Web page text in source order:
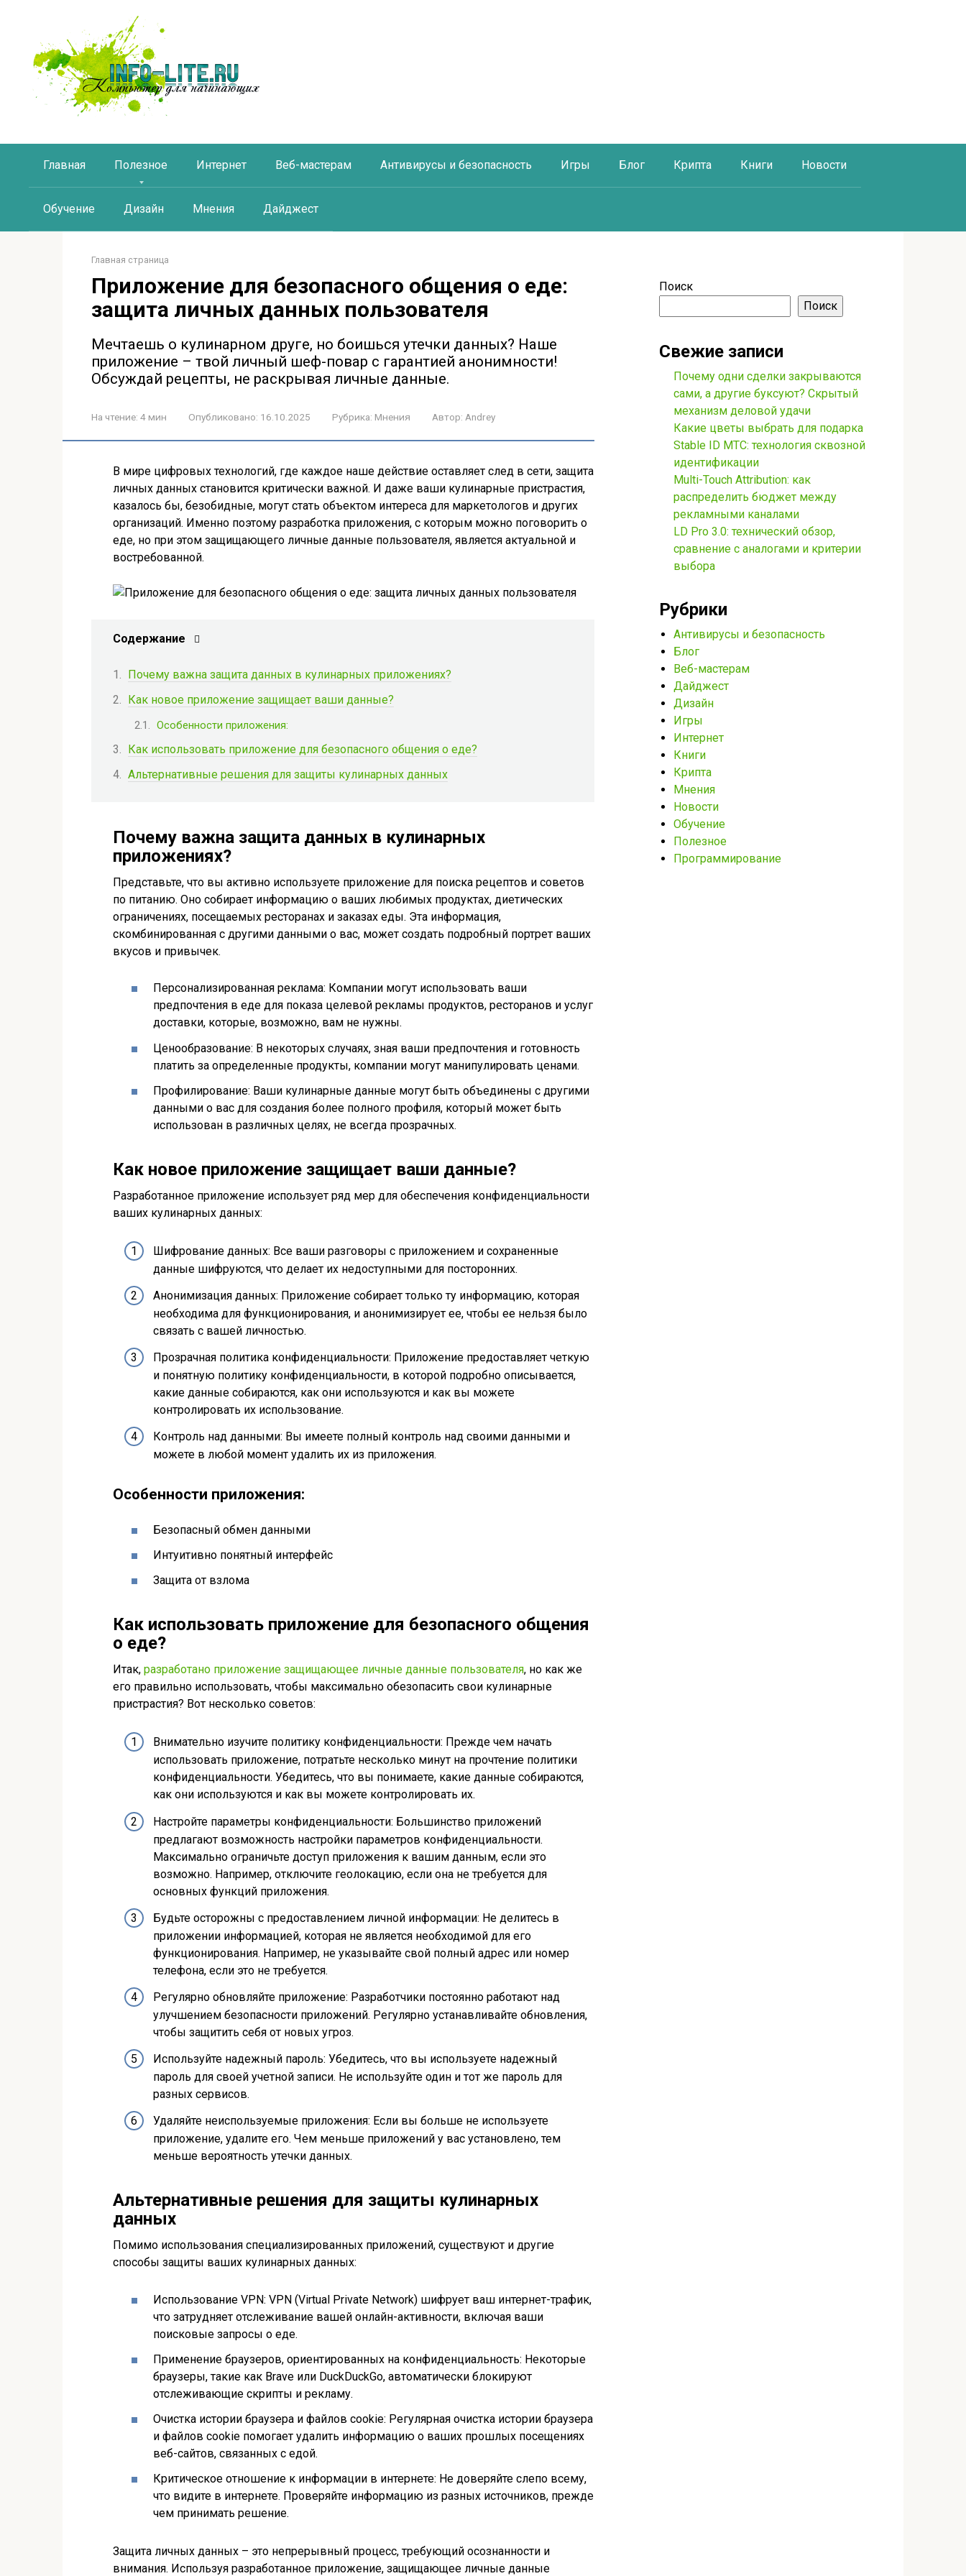
контенту
Главная Полезное Интернет Веб-мастерам Антивирусы и безопасность Игры Блог Крипта Книги Новости
Обучение Дизайн Мнения Дайджест
Главная страница
Приложение для безопасного общения о еде:
защита личных данных пользователя
Мечтаешь о кулинарном друге, но боишься утечки данных? Наше
приложение – твой личный шеф-повар с гарантией анонимности!
Обсуждай рецепты, не раскрывая личные данные.
На чтение: 4 мин Опубликовано: 16.10.2025 Рубрика: Мнения Автор: Andrey
В мире цифровых технологий, где каждое наше действие оставляет след в сети, защита
личных данных становится критически важной. И даже ваши кулинарные пристрастия,
казалось бы, безобидные, могут стать объектом интереса для маркетологов и других
организаций. Именно поэтому разработка приложения, с которым можно поговорить о
еде, но при этом защищающего личные данные пользователя, является актуальной и
востребованной.
Содержание
Почему важна защита данных в кулинарных приложениях?
Как новое приложение защищает ваши данные?
Особенности приложения:
Как использовать приложение для безопасного общения о еде?
Альтернативные решения для защиты кулинарных данных
Почему важна защита данных в кулинарных
приложениях?
Представьте, что вы активно используете приложение для поиска рецептов и советов
по питанию. Оно собирает информацию о ваших любимых продуктах, диетических
ограничениях, посещаемых ресторанах и заказах еды. Эта информация,
скомбинированная с другими данными о вас, может создать подробный портрет ваших
вкусов и привычек.
Персонализированная реклама: Компании могут использовать ваши
предпочтения в еде для показа целевой рекламы продуктов, ресторанов и услуг
доставки, которые, возможно, вам не нужны.
Ценообразование: В некоторых случаях, зная ваши предпочтения и готовность
платить за определенные продукты, компании могут манипулировать ценами.
Профилирование: Ваши кулинарные данные могут быть объединены с другими
данными о вас для создания более полного профиля, который может быть
использован в различных целях, не всегда прозрачных.
Как новое приложение защищает ваши данные?
Разработанное приложение использует ряд мер для обеспечения конфиденциальности
ваших кулинарных данных:
Шифрование данных: Все ваши разговоры с приложением и сохраненные
данные шифруются, что делает их недоступными для посторонних.
Анонимизация данных: Приложение собирает только ту информацию, которая
необходима для функционирования, и анонимизирует ее, чтобы ее нельзя было
связать с вашей личностью.
Прозрачная политика конфиденциальности: Приложение предоставляет четкую
и понятную политику конфиденциальности, в которой подробно описывается,
какие данные собираются, как они используются и как вы можете
контролировать их использование.
Контроль над данными: Вы имеете полный контроль над своими данными и
можете в любой момент удалить их из приложения.
Особенности приложения:
Безопасный обмен данными
Интуитивно понятный интерфейс
Защита от взлома
Как использовать приложение для безопасного общения
о еде?
Итак, разработано приложение защищающее личные данные пользователя, но как же
его правильно использовать, чтобы максимально обезопасить свои кулинарные
пристрастия? Вот несколько советов:
Внимательно изучите политику конфиденциальности: Прежде чем начать
использовать приложение, потратьте несколько минут на прочтение политики
конфиденциальности. Убедитесь, что вы понимаете, какие данные собираются,
как они используются и как вы можете контролировать их.
Настройте параметры конфиденциальности: Большинство приложений
предлагают возможность настройки параметров конфиденциальности.
Максимально ограничьте доступ приложения к вашим данным, если это
возможно. Например, отключите геолокацию, если она не требуется для
основных функций приложения.
Будьте осторожны с предоставлением личной информации: Не делитесь в
приложении информацией, которая не является необходимой для его
функционирования. Например, не указывайте свой полный адрес или номер
телефона, если это не требуется.
Регулярно обновляйте приложение: Разработчики постоянно работают над
улучшением безопасности приложений. Регулярно устанавливайте обновления,
чтобы защитить себя от новых угроз.
Используйте надежный пароль: Убедитесь, что вы используете надежный
пароль для своей учетной записи. Не используйте один и тот же пароль для
разных сервисов.
Удаляйте неиспользуемые приложения: Если вы больше не используете
приложение, удалите его. Чем меньше приложений у вас установлено, тем
меньше вероятность утечки данных.
Альтернативные решения для защиты кулинарных
данных
Помимо использования специализированных приложений, существуют и другие
способы защиты ваших кулинарных данных:
Использование VPN: VPN (Virtual Private Network) шифрует ваш интернет-трафик,
что затрудняет отслеживание вашей онлайн-активности, включая ваши
поисковые запросы о еде.
Применение браузеров, ориентированных на конфиденциальность: Некоторые
браузеры, такие как Brave или DuckDuckGo, автоматически блокируют
отслеживающие скрипты и рекламу.
Очистка истории браузера и файлов cookie: Регулярная очистка истории браузера
и файлов cookie помогает удалить информацию о ваших прошлых посещениях
веб-сайтов, связанных с едой.
Критическое отношение к информации в интернете: Не доверяйте слепо всему,
что видите в интернете. Проверяйте информацию из разных источников, прежде
чем принимать решение.
Защита личных данных – это непрерывный процесс, требующий осознанности и
внимания. Используя разработанное приложение, защищающее личные данные
Поиск
Поиск
Свежие записи
Почему одни сделки закрываются
сами, а другие буксуют? Скрытый
механизм деловой удачи
Какие цветы выбрать для подарка
Stable ID МТС: технология сквозной
идентификации
Multi-Touch Attribution: как
распределить бюджет между
рекламными каналами
LD Pro 3.0: технический обзор,
сравнение с аналогами и критерии
выбора
Рубрики
Антивирусы и безопасность
Блог
Веб-мастерам
Дайджест
Дизайн
Игры
Интернет
Книги
Крипта
Мнения
Новости
Обучение
Полезное
Программирование